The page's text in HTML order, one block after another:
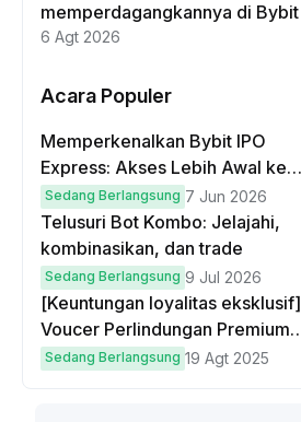
memperdagangkannya di Bybit
6 Agt 2026
Acara Populer
Memperkenalkan Bybit IPO
Express: Akses Lebih Awal ke
IPO Global!
Sedang Berlangsung 7 Jun 2026
Telusuri Bot Kombo: Jelajahi,
kombinasikan, dan trade
Sedang Berlangsung 9 Jul 2026
[Keuntungan loyalitas eksklusif]
Voucer Perlindungan Premium
hingga $50
Sedang Berlangsung 19 Agt 2025